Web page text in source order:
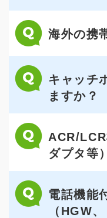
海外の携
キャッチ
ますか？
ACR/
ダプタ等
電話機能
（HGW